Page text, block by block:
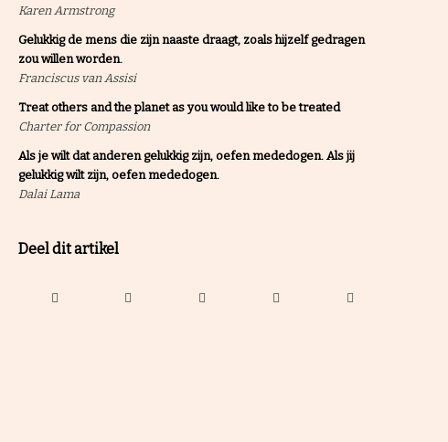
Karen Armstrong
Gelukkig de mens die zijn naaste draagt, zoals hijzelf gedragen
zou willen worden.
Franciscus van Assisi
Treat others and the planet as you would like to be treated
Charter for Compassion
Als je wilt dat anderen gelukkig zijn, oefen mededogen. Als jij
gelukkig wilt zijn, oefen mededogen.
Dalai Lama
Deel dit artikel